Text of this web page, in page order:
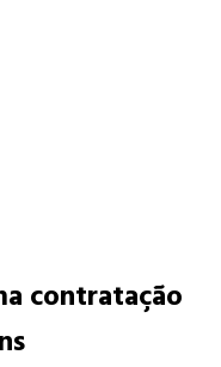
contratação